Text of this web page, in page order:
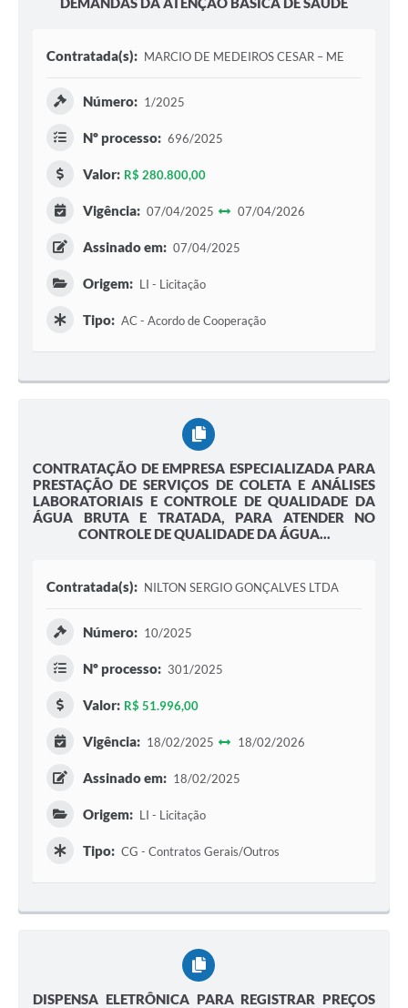
Contratada(s): MARCIO DE MEDEIROS CESAR – ME
Número: 1/2025
Nº processo: 696/2025
Valor: R$ 280.800,00
Vigência: 07/04/2025 07/04/2026
Assinado em: 07/04/2025
Origem: LI - Licitação
Tipo: AC - Acordo de Cooperação
CONTRATAÇÃO DE EMPRESA ESPECIALIZADA PARA
PRESTAÇÃO DE SERVIÇOS DE COLETA E ANÁLISES
LABORATORIAIS E CONTROLE DE QUALIDADE DA
ÁGUA BRUTA E TRATADA, PARA ATENDER NO
CONTROLE DE QUALIDADE DA ÁGUA...
Contratada(s): NILTON SERGIO GONÇALVES LTDA
Número: 10/2025
Nº processo: 301/2025
Valor: R$ 51.996,00
Vigência: 18/02/2025 18/02/2026
Assinado em: 18/02/2025
Origem: LI - Licitação
Tipo: CG - Contratos Gerais/Outros
DISPENSA ELETRÔNICA PARA REGISTRAR PREÇOS